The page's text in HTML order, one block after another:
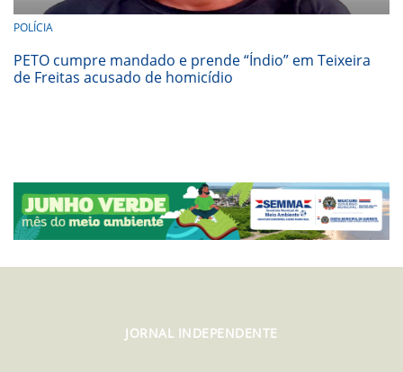
POLÍCIA
PETO cumpre mandado e prende “Índio” em Teixeira
de Freitas acusado de homicídio
JORNAL INDEPENDENTE